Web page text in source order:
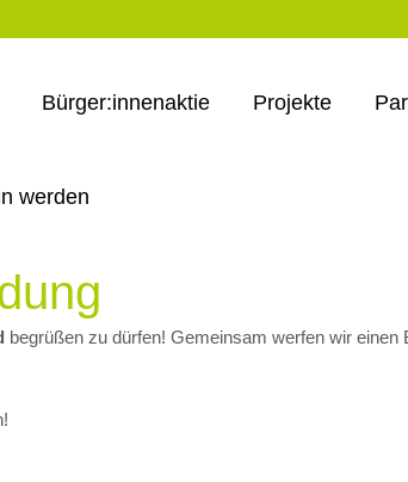
Bürger:innenaktie Projekte
werden
begrüßen zu dürfen! Gemeinsam werfen wir